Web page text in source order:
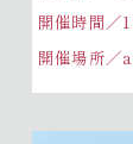
開催時間
開催場所